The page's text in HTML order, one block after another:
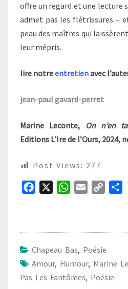
offre un regard et une lecture
admet pas les flétrissures –
peau des maîtres qui
leur mépris.
lire notreentretienavec
jean-paul gavard-perret
Marine Leconte,
On n’en
Editions L’Ire de l’Ours, 2024,
Post Views: 277
o
o
k
W
A
p
p
i
n
k
e
Chapeau Bas, Poésie
Amour, Humour, Marine
Pas Les Fantômes, Poésie